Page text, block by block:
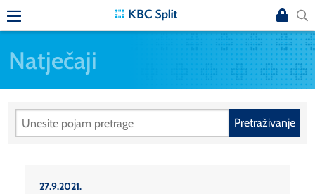
Natječaji
Pretraživanje
27.9.2021.